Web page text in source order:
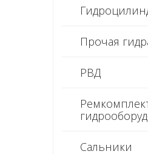
Прочая
РВД
Сальники